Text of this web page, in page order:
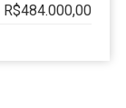
R$484.000,00